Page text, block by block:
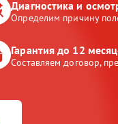
Диагностика и
Определим причину
Гарантия до 12
Составляем договор,